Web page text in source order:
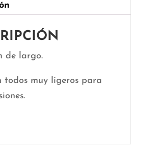
de largo.
todos muy ligeros para